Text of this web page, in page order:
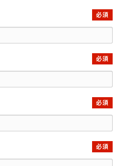
必須
必須
必須
必須